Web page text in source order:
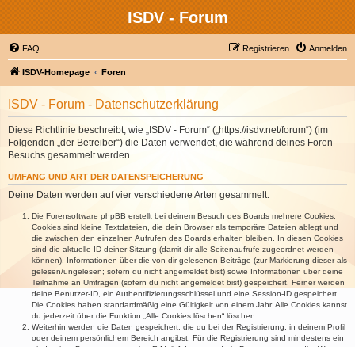
ISDV - Forum
FAQ Anmelden
Registrieren
ISDV-Homepage Foren
ISDV - Forum - Datenschutzerklärung
Diese Richtlinie beschreibt, wie „ISDV - Forum“ („https://isdv.net/forum“) (im
Folgenden „der Betreiber“) die Daten verwendet, die während deines Foren-
Besuchs gesammelt werden.
UMFANG UND ART DER DATENSPEICHERUNG
Deine Daten werden auf vier verschiedene Arten gesammelt:
Die Forensoftware phpBB erstellt bei deinem Besuch des Boards mehrere Cookies.
Cookies sind kleine Textdateien, die dein Browser als temporäre Dateien ablegt und
die zwischen den einzelnen Aufrufen des Boards erhalten bleiben. In diesen Cookies
sind die aktuelle ID deiner Sitzung (damit dir alle Seitenaufrufe zugeordnet werden
können), Informationen über die von dir gelesenen Beiträge (zur Markierung dieser als
gelesen/ungelesen; sofern du nicht angemeldet bist) sowie Informationen über deine
Teilnahme an Umfragen (sofern du nicht angemeldet bist) gespeichert. Ferner werden
deine Benutzer-ID, ein Authentifizierungsschlüssel und eine Session-ID gespeichert.
Die Cookies haben standardmäßig eine Gültigkeit von einem Jahr. Alle Cookies kannst
du jederzeit über die Funktion „Alle Cookies löschen“ löschen.
Weiterhin werden die Daten gespeichert, die du bei der Registrierung, in deinem Profil
oder deinem persönlichem Bereich angibst. Für die Registrierung sind mindestens ein